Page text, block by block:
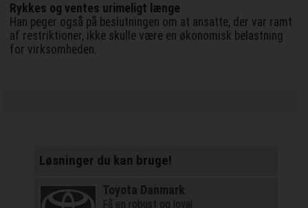
Rykkes og ventes urimeligt længe
Han peger også på beslutningen om at ansatte, der var ramt
af restriktioner, ikke skulle være en økonomisk belastning
for virksomheden.
Løsninger du kan bruge!
Toyota Danmark
Få en robust og loyal